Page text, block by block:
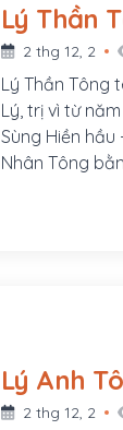
2 thg 12, 2
Lý Thần Tông
Lý, trị vì từ
Sùng Hiền
Nhân Tông
2 thg 12, 2